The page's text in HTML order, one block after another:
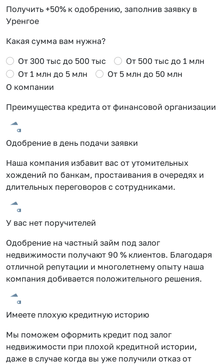
Получить +50% к одобрению, заполнив заявку в
Уренгое
Какая сумма вам нужна?
От 300 тыс до 500 тыс
От 500 тыс до 1 млн
От 1 млн до 5 млн
От 5 млн до 50 млн
О компании
Преимущества кредита от финансовой организации
Одобрение в день подачи заявки
Наша компания избавит вас от утомительных
хождений по банкам, простаивания в очередях и
длительных переговоров с сотрудниками.
У вас нет поручителей
Одобрение на частный займ под залог
недвижимости получают 90 % клиентов. Благодаря
отличной репутации и многолетнему опыту наша
компания добивается положительного решения.
Имеете плохую кредитную историю
Мы поможем оформить кредит под залог
недвижимости при плохой кредитной истории,
даже в случае когда вы уже получили отказ от